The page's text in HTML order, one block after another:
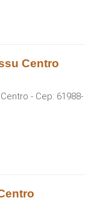
Centro
- Cep: 61988-